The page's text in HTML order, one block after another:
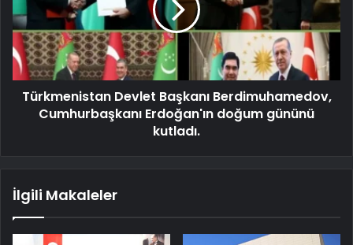
Türkmenistan Devlet Başkanı Berdimuhamedov,
Cumhurbaşkanı Erdoğan'ın doğum gününü
kutladı.
İlgili Makaleler